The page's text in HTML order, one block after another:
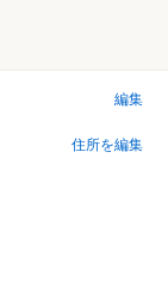
編集
住所を編集